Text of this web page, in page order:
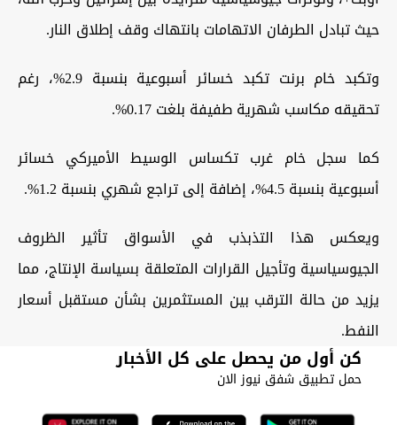
حيث تبادل الطرفان الاتهامات بانتهاك وقف إطلاق النار.
وتكبد خام برنت تكبد خسائر أسبوعية بنسبة 2.9%، رغم
تحقيقه مكاسب شهرية طفيفة بلغت 0.17%.
كما سجل خام غرب تكساس الوسيط الأميركي خسائر
أسبوعية بنسبة 4.5%، إضافة إلى تراجع شهري بنسبة 1.2%.
ويعكس هذا التذبذب في الأسواق تأثير الظروف
الجيوسياسية وتأجيل القرارات المتعلقة بسياسة الإنتاج، مما
يزيد من حالة الترقب بين المستثمرين بشأن مستقبل أسعار
النفط.
كن أول من يحصل على كل الأخبار
حمل تطبيق شفق نيوز الان